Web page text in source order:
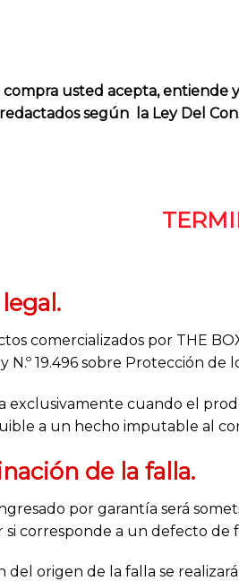
usted acepta, entiende
según la Ley Del
comercializados por THE
N.º 19.496 sobre Protección de
exclusivamente cuando el
a un hecho imputable al
de la falla.
por garantía será
si corresponde a un defecto de
del origen de la falla se